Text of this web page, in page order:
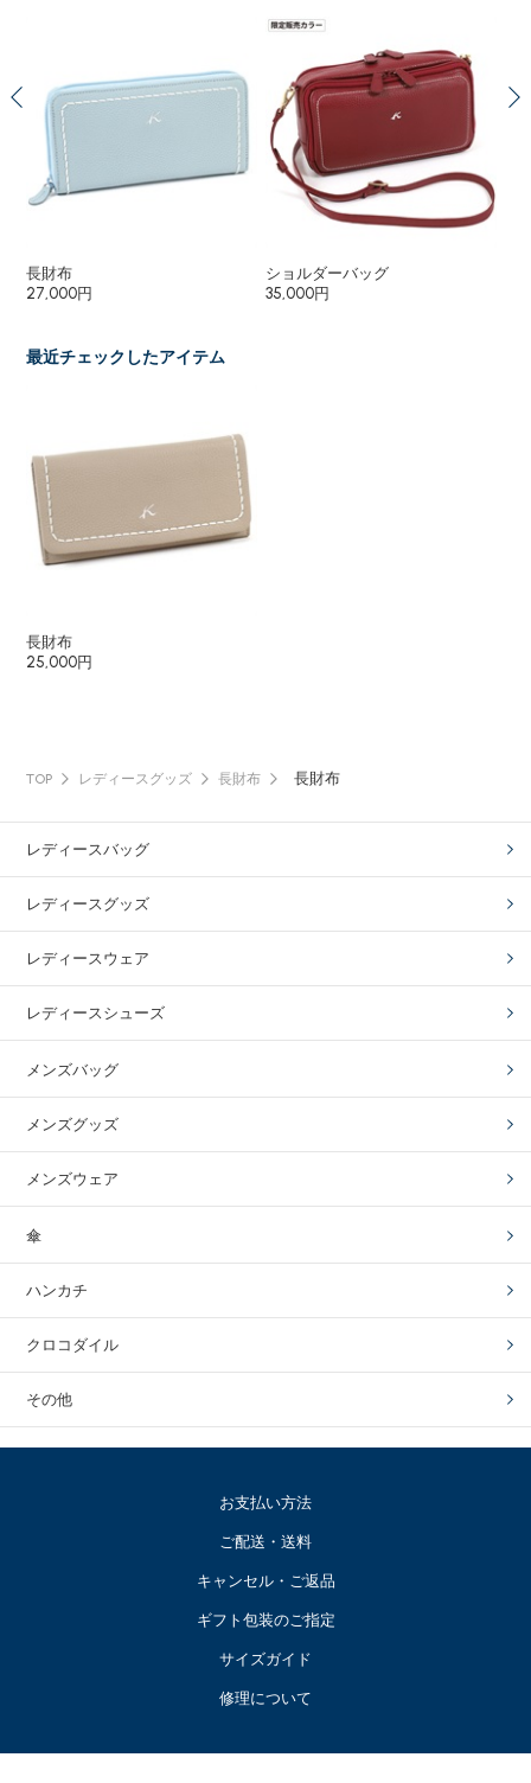
長財布
27,000円
ショルダーバッグ
35,000円
最近チェックしたアイテム
長財布
25,000円
TOP レディースグッズ 長財布 長財布
レディースバッグ
レディースグッズ
レディースウェア
レディースシューズ
メンズバッグ
メンズグッズ
メンズウェア
傘
ハンカチ
クロコダイル
その他
お支払い方法
ご配送・送料
キャンセル・ご返品
ギフト包装のご指定
サイズガイド
修理について